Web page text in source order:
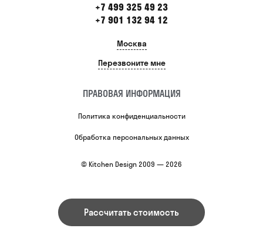
+7 499 325 49 23
+7 901 132 94 12
Москва
Перезвоните мне
ПРАВОВАЯ ИНФОРМАЦИЯ
Политика конфиденциальности
Обработка персональных данных
© Kitchen Design 2009 — 2026
Рассчитать стоимость